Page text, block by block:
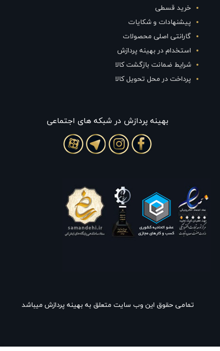
خرید قسطی
پیشنهادات و شکایات
گارانتی اصلی محصولات
استخدام در بهینه پردازش
شرایط ضمانت بازگشت کالا
پرداخت در محل تحویل کالا
بهينه پردازش در شبکه های اجتماعی
تمامی حقوق این وب سایت متعلق به بهینه پردازش میباشد